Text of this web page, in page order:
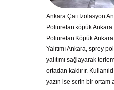
Ankara Çatı İzolasyon
Poliüretan köpük Ankara
Poliüretan Köpük
Yalıtımı Ankara, sprey
yalıtımı sağlayarak
ortadan kaldırır.
yazın ise serin bir ortam